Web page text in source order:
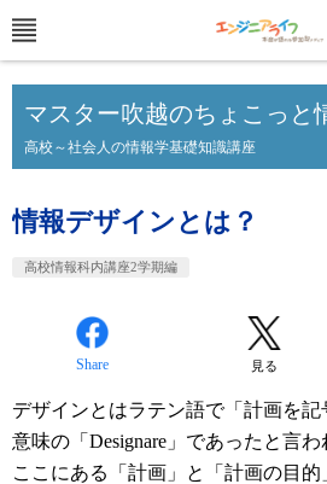
マスター吹越のちょこっと
高校～社会人の情報学基礎知識講座
情報デザインとは？
高校情報科内講座2学期編
Share 見る
デザインとはラテン語で「計画を記
意味の「Designare」であったと言わ
ここにある「計画」と「計画の目